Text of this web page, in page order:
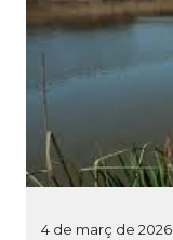
4 de març de 2026